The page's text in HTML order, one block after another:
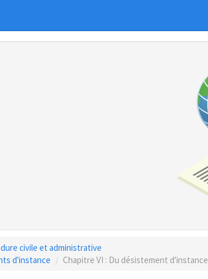
civile et administrative
d'instance Chapitre VI : Du désistement d'instance